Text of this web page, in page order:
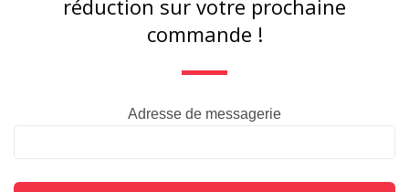
réduction sur votre prochaine
commande !
Adresse de messagerie